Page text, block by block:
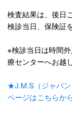
検査結果は、後日
検診当日、保険証
※検診当日は時間
療センターへお越
★J.M.S（ジャパン
ページはこちらか